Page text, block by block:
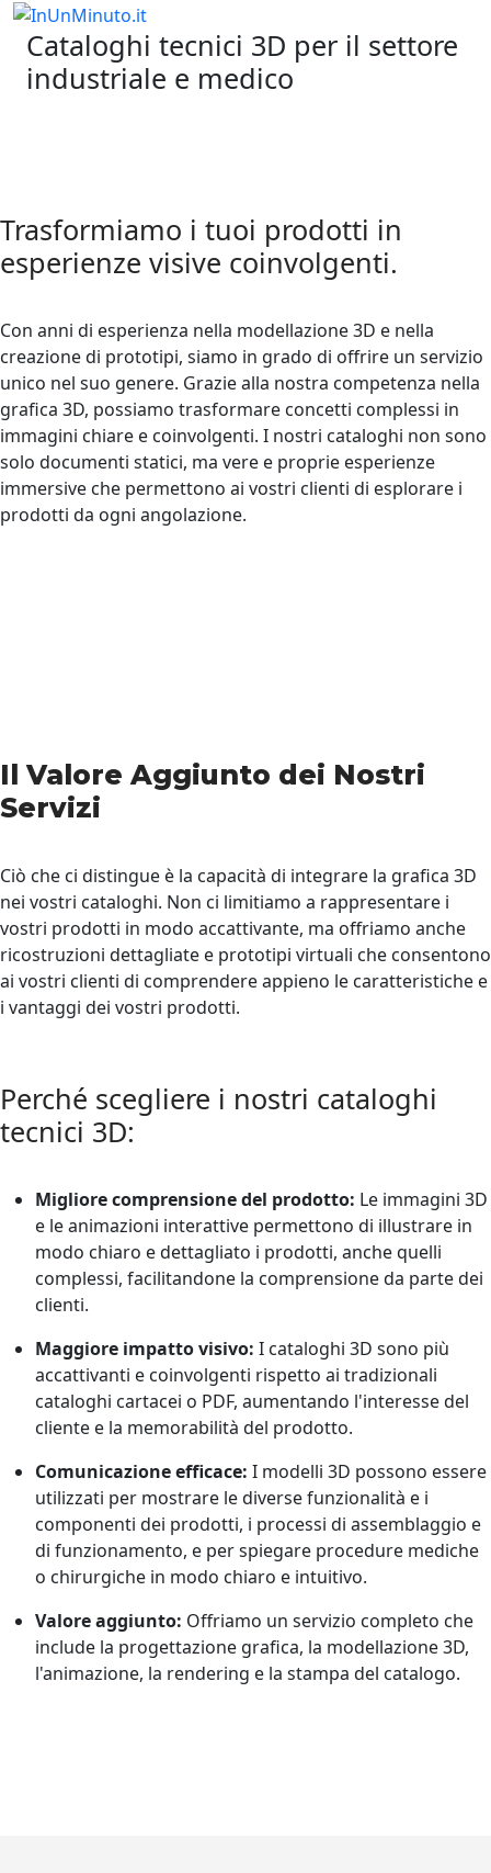
Cataloghi tecnici 3D per il settore
industriale e medico
Trasformiamo i tuoi prodotti in
esperienze visive coinvolgenti.
Con anni di esperienza nella modellazione 3D e nella
creazione di prototipi, siamo in grado di offrire un servizio
unico nel suo genere. Grazie alla nostra competenza nella
grafica 3D, possiamo trasformare concetti complessi in
immagini chiare e coinvolgenti. I nostri cataloghi non sono
solo documenti statici, ma vere e proprie esperienze
immersive che permettono ai vostri clienti di esplorare i
prodotti da ogni angolazione.
Il Valore Aggiunto dei Nostri
Servizi
Ciò che ci distingue è la capacità di integrare la grafica 3D
nei vostri cataloghi. Non ci limitiamo a rappresentare i
vostri prodotti in modo accattivante, ma offriamo anche
ricostruzioni dettagliate e prototipi virtuali che consentono
ai vostri clienti di comprendere appieno le caratteristiche e
i vantaggi dei vostri prodotti.
Perché scegliere i nostri cataloghi
tecnici 3D:
Migliore comprensione del prodotto: Le immagini 3D
e le animazioni interattive permettono di illustrare in
modo chiaro e dettagliato i prodotti, anche quelli
complessi, facilitandone la comprensione da parte dei
clienti.
Maggiore impatto visivo: I cataloghi 3D sono più
accattivanti e coinvolgenti rispetto ai tradizionali
cataloghi cartacei o PDF, aumentando l'interesse del
cliente e la memorabilità del prodotto.
Comunicazione efficace: I modelli 3D possono essere
utilizzati per mostrare le diverse funzionalità e i
componenti dei prodotti, i processi di assemblaggio e
di funzionamento, e per spiegare procedure mediche
o chirurgiche in modo chiaro e intuitivo.
Valore aggiunto: Offriamo un servizio completo che
include la progettazione grafica, la modellazione 3D,
l'animazione, la rendering e la stampa del catalogo.